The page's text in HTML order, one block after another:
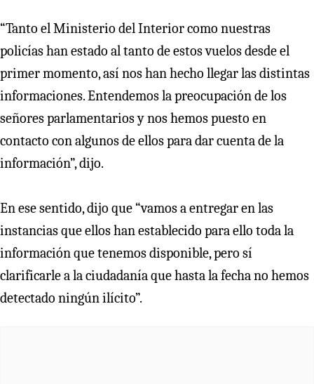
“Tanto el Ministerio del Interior como nuestras
policías han estado al tanto de estos vuelos desde el
primer momento, así nos han hecho llegar las distintas
informaciones. Entendemos la preocupación de los
señores parlamentarios y nos hemos puesto en
contacto con algunos de ellos para dar cuenta de la
información”, dijo.
En ese sentido, dijo que “vamos a entregar en las
instancias que ellos han establecido para ello toda la
información que tenemos disponible, pero sí
clarificarle a la ciudadanía que hasta la fecha no hemos
detectado ningún ilícito”.